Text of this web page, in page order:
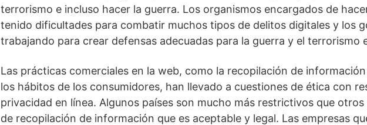
terrorismo e incluso hacer la guerra. Los organismos encargados de
tenido dificultades para combatir muchos tipos de delitos digitales y los
trabajando para crear defensas adecuadas para la guerra y el terrorismo
Las prácticas comerciales en la web, como la recopilación de
los hábitos de los consumidores, han llevado a cuestiones de ética con
privacidad en línea. Algunos países son mucho más restrictivos que
de recopilación de información que es aceptable y legal. Las empresas